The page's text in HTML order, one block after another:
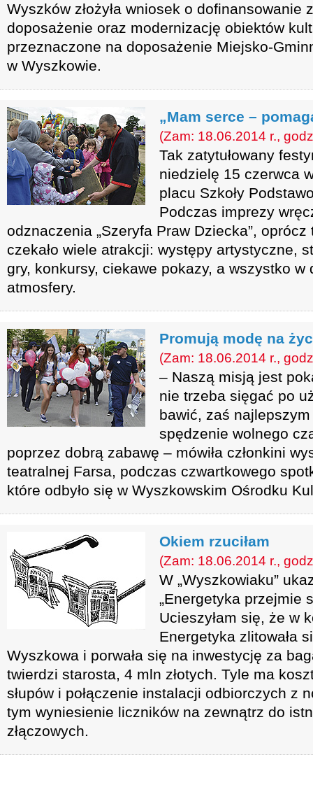
Wyszków złożyła wniosek o dofinansowanie
doposażenie oraz modernizację obiektów
przeznaczone na doposażenie Miejsko-
w Wyszkowie.
„Mam serce –
(Zam: 18.06.2014 r.,
Tak zatytułowany
niedzielę 15 czerwca
placu Szkoły
Podczas imprezy
odznaczenia „Szeryfa Praw Dziecka”, oprócz
czekało wiele atrakcji: występy artystyczne,
gry, konkursy, ciekawe pokazy, a wszystko w
atmosfery.
Promują modę na
(Zam: 18.06.2014 r.,
– Naszą misją jest
nie trzeba sięgać po
bawić, zaś
spędzenie wolnego
poprzez dobrą zabawę – mówiła członkini
teatralnej Farsa, podczas czwartkowego
które odbyło się w Wyszkowskim Ośrodku
Okiem rzuciłam
(Zam: 18.06.2014 r.,
W „Wyszkowiaku”
„Energetyka przejmie
Ucieszyłam się, że w
Energetyka zlitowała
Wyszkowa i porwała się na inwestycję za
twierdzi starosta, 4 mln złotych. Tyle ma
słupów i połączenie instalacji odbiorczych z
tym wyniesienie liczników na zewnątrz do
złączowych.